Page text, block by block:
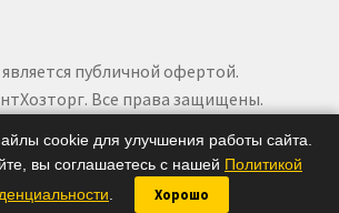
cookie для улучшения работы сайта.
вы соглашаетесь с нашей Политикой
Хорошо
публичной офертой.
Все права защищены.
0